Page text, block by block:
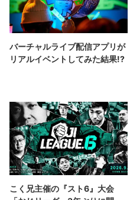
バーチャルライブ配信アプリが
リアルイベントしてみた結果!?
こく兄主催の『スト6』大会